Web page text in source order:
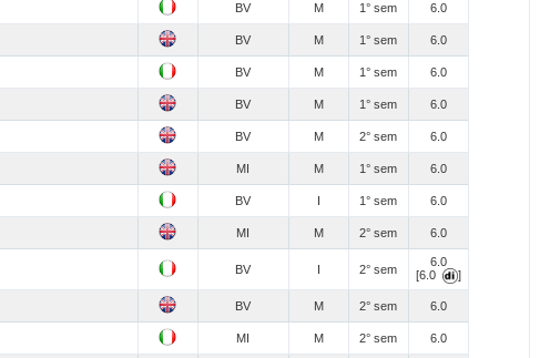
BV M 1° sem 6.0
BV M 1° sem 6.0
BV M 1° sem 6.0
BV M 1° sem 6.0
BV M 2° sem 6.0
MI M 1° sem 6.0
BV I 1° sem 6.0
MI M 2° sem 6.0
BV I 2° sem
6.0
[6.0
]
BV M 2° sem 6.0
MI M 2° sem 6.0